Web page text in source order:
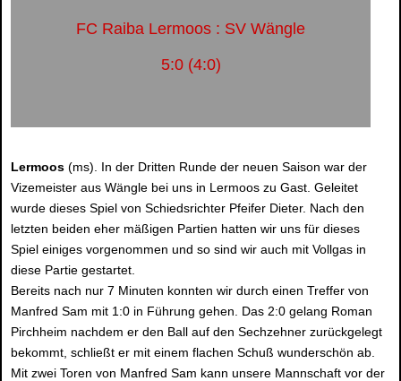
FC Raiba Lermoos : SV Wängle
5:0 (4:0)
Lermoos (ms). In der Dritten Runde der neuen Saison war der
Vizemeister aus Wängle bei uns in Lermoos zu Gast. Geleitet
wurde dieses Spiel von Schiedsrichter Pfeifer Dieter. Nach den
letzten beiden eher mäßigen Partien hatten wir uns für dieses
Spiel einiges vorgenommen und so sind wir auch mit Vollgas in
diese Partie gestartet.
Bereits nach nur 7 Minuten konnten wir durch einen Treffer von
Manfred Sam mit 1:0 in Führung gehen. Das 2:0 gelang Roman
Pirchheim nachdem er den Ball auf den Sechzehner zurückgelegt
bekommt, schließt er mit einem flachen Schuß wunderschön ab.
Mit zwei Toren von Manfred Sam kann unsere Mannschaft vor der